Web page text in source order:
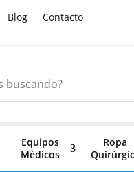
Blog Contacto
Equipos
Médicos
Ropa